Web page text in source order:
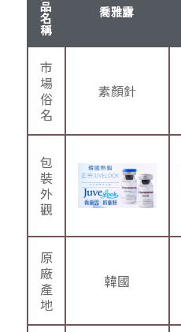
品
名
稱
喬雅露
市
場
俗
名
素顏針
包
裝
外
觀
原
廠
產
地
韓國